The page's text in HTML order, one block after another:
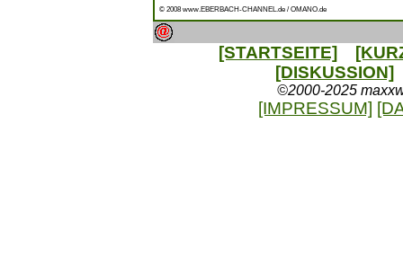
© 2008 www.EBERBACH-CHANNEL.de / OMANO.de
[STARTSEITE]
[DISKUSSION]
©2000-2025
[IMPRESSUM]